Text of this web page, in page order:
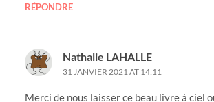
RÉPONDRE
Nathalie LAHALLE
31 JANVIER 2021 AT 14:11
Merci de nous laisser ce beau livre à ciel